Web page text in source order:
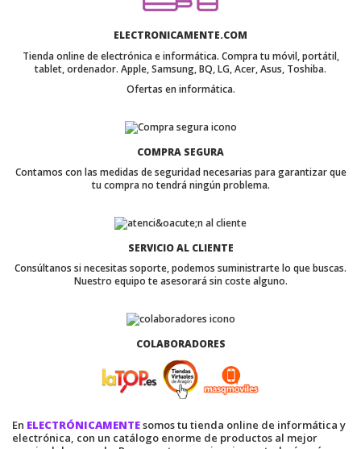
ELECTRONICAMENTE.COM
Tienda online de electrónica e informática. Compra tu móvil, portátil,
tablet, ordenador. Apple, Samsung, BQ, LG, Acer, Asus, Toshiba.
Ofertas en informática.
COMPRA SEGURA
Contamos con las medidas de seguridad necesarias para garantizar que
tu compra no tendrá ningún problema.
SERVICIO AL CLIENTE
Consúltanos si necesitas soporte, podemos suministrarte lo que buscas.
Nuestro equipo te asesorará sin coste alguno.
COLABORADORES
En ELECTRÓNICAMENTEsomos tu tienda online de informática y
electrónica, con un catálogo enorme de productos al mejor